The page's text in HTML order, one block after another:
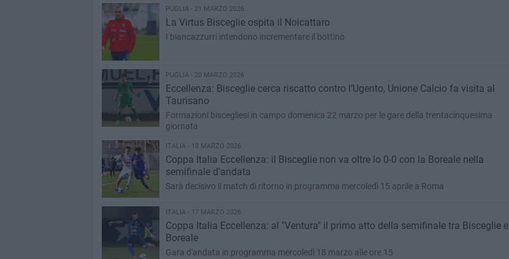
PUGLIA - 21 MARZO 2026
La Virtus Bisceglie ospita il Noicattaro
I biancazzurri intendono incrementare il bottino
PUGLIA - 20 MARZO 2026
Eccellenza: Bisceglie cerca riscatto contro l’Ugento, Unione Calcio fa visita al
Taurisano
Formazioni biscegliesi in campo domenica 22 marzo per le gare della trentacinquesima
giornata
ITALIA - 18 MARZO 2026
Coppa Italia Eccellenza: il Bisceglie non va oltre lo 0-0 con la Boreale nella
semifinale d'andata
Sarà decisivo il match di ritorno in programma mercoledì 15 aprile a Roma
ITALIA - 17 MARZO 2026
Coppa Italia Eccellenza: al "Ventura" il primo atto della semifinale tra Bisceglie e
Boreale
Gara d'andata in programma mercoledì 18 marzo alle ore 15